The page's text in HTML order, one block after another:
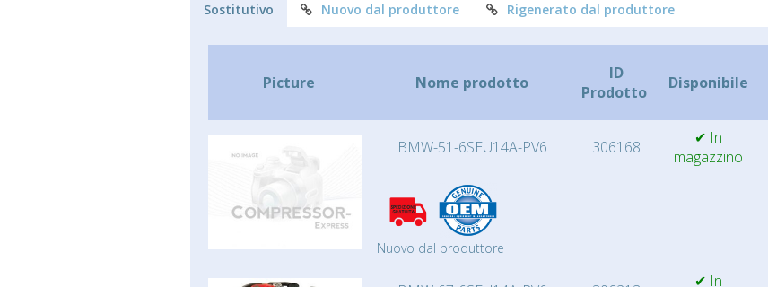
Sostitutivo Nuovo dal produttore Rigenerato dal produttore
Picture Nome prodotto
ID
Prodotto
Disponibile
BMW-51-6SEU14A-PV6 306168
✔ In
magazzino
Nuovo dal produttore
✔ In